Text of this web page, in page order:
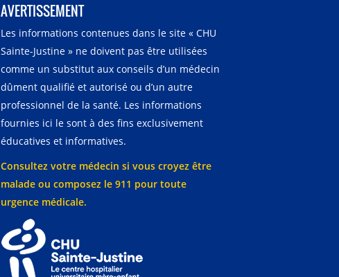
AVERTISSEMENT
Les informations contenues dans le site « CHU
Sainte-Justine » ne doivent pas être utilisées
comme un substitut aux conseils d’un médecin
dûment qualifié et autorisé ou d’un autre
professionnel de la santé. Les informations
fournies ici le sont à des fins exclusivement
éducatives et informatives.
Consultez votre médecin si vous croyez être
malade ou composez le 911 pour toute
urgence médicale.